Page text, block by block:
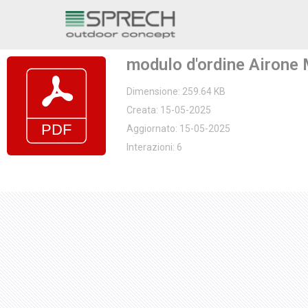
al
contenuto
modulo d'ordine Airone
Dimensione: 259.64 KB
Creata: 15-05-2025
Aggiornato: 15-05-2025
Interazioni: 6